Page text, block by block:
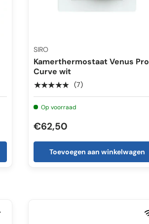
SIRO
Kamerthermostaat Venus Pro
Curve wit
★★★★★ (7)
Op voorraad
€62,50
Toevoegen aan winkelwagen